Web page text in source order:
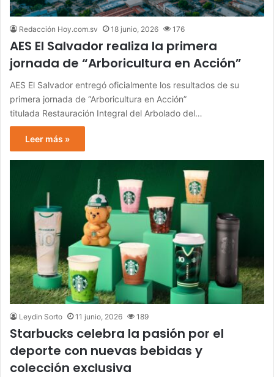
Redacción Hoy.com.sv 18 junio, 2026 176
AES El Salvador realiza la primera
jornada de “Arboricultura en Acción”
AES El Salvador entregó oficialmente los resultados de su
primera jornada de “Arboricultura en Acción”
titulada Restauración Integral del Arbolado del…
Leer más »
Leydin Sorto 11 junio, 2026 189
Starbucks celebra la pasión por el
deporte con nuevas bebidas y
colección exclusiva